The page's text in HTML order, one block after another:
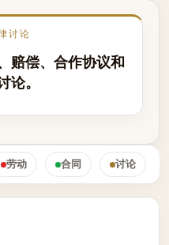
讨论
赔偿、合作协议和
。
劳动 合同 讨论